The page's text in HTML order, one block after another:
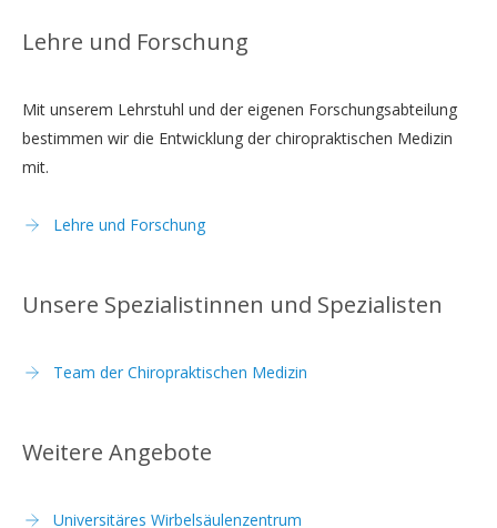
Lehre und Forschung
Mit unserem Lehrstuhl und der eigenen Forschungsabteilung
bestimmen wir die Entwicklung der chiropraktischen Medizin
mit.
Lehre und Forschung
Unsere Spezialistinnen und Spezialisten
Team der Chiropraktischen Medizin
Weitere Angebote
Universitäres Wirbelsäulenzentrum